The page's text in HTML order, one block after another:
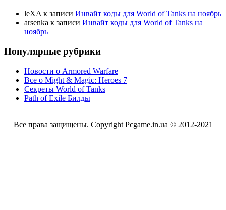
leXA к записи Инвайт коды для World of Tanks на ноябрь
arsenka к записи Инвайт коды для World of Tanks на
ноябрь
Популярные рубрики
Новости о Armored Warfare
Все о Might & Magic: Heroes 7
Секреты World of Tanks
Path of Exile Билды
Все права защищены. Copyright Pcgame.in.ua © 2012-2021